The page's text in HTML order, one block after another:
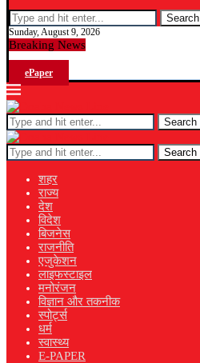
Search
Sunday, August 9, 2026
Breaking News
ePaper
Search
Search
शहर
राज्य
देश
विदेश
बिजनेस
राजनीति
एजुकेशन
लाइफस्टाइल
मनोरंजन
विज्ञान और तकनीक
स्पोर्ट्स
धर्म
स्वास्थ्य
E-PAPER